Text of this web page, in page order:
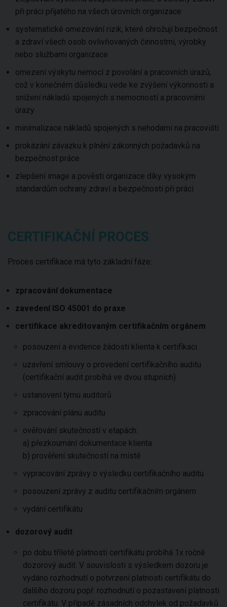
při práci přijatého na všech úrovních organizace
systematické omezování rizik, které ohrožují bezpečnost
a zdraví všech osob ovlivňovaných činnostmi, výrobky
nebo službami organizace
omezení výskytu nemocí z povolání a pracovních úrazů,
což v konečném důsledku vede ke zvýšení výkonnosti a
snížení nákladů spojených s nemocností a pracovními
úrazy
minimalizace nákladů spojených s nehodami na pracovišti
prokázání závazku k plnění zákonných požadavků na
bezpečnost práce
zlepšení image a pověsti organizace díky vysokým
standardům ochrany zdraví a bezpečnosti při práci
CERTIFIKAČNÍ PROCES
Proces certifikace má tyto základní fáze:
zpracování dokumentace
zavedení ISO 45001 do praxe
certifikace akreditovaným certifikačním orgánem
posouzení a evidence žádosti klienta k certifikaci
uzavření smlouvy o provedení certifikačního auditu
(certifikační audit probíhá ve dvou stupních)
ustanovení týmu auditorů
zpracování plánu auditu
ověřování skutečností v etapách:
a) přezkoumání dokumentace klienta
b) prověření skutečností na místě
vypracování zprávy o výsledku certifikačního auditu
posouzení zprávy z auditu certifikačním orgánem
vydání certifikátu
dozorový audit
po dobu tříleté platnosti certifikátu probíhá 1x ročně
dozorový audit. V souvislosti s výsledkem dozoru je
vydáno rozhodnutí o potvrzení platnosti certifikátu do
dalšího dozoru popř. rozhodnutí o pozastavení platnosti
certifikátu. V případě zásadních odchylek od požadavků